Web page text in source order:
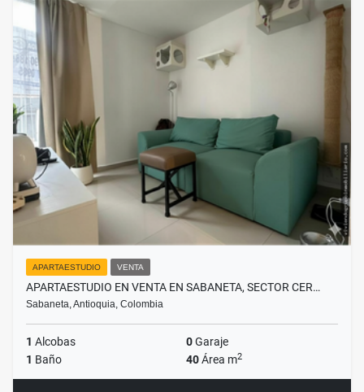
APARTAESTUDIO VENTA
APARTAESTUDIO EN VENTA EN SABANETA, SECTOR CER…
Sabaneta, Antioquia, Colombia
1 Alcobas 0Garaje
1 Baño 40Área m2